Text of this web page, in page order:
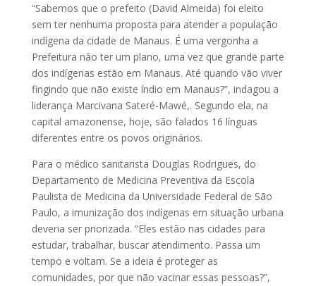
“Sabemos que o prefeito (David Almeida) foi eleito
sem ter nenhuma proposta para atender a população
indígena da cidade de Manaus. É uma vergonha a
Prefeitura não ter um plano, uma vez que grande parte
dos indígenas estão em Manaus. Até quando vão viver
fingindo que não existe índio em Manaus?”, indagou a
liderança Marcivana Sateré-Mawé,. Segundo ela, na
capital amazonense, hoje, são falados 16 línguas
diferentes entre os povos originários.
Para o médico sanitarista Douglas Rodrigues, do
Departamento de Medicina Preventiva da Escola
Paulista de Medicina da Universidade Federal de São
Paulo, a imunização dos indígenas em situação urbana
deveria ser priorizada. “Eles estão nas cidades para
estudar, trabalhar, buscar atendimento. Passa um
tempo e voltam. Se a ideia é proteger as
comunidades, por que não vacinar essas pessoas?”,